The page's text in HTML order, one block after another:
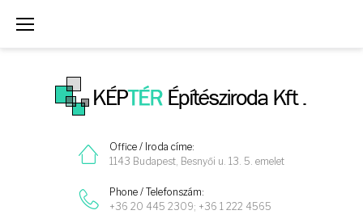
Office / Iroda címe:
1143 Budapest, Besnyői u. 13. 5. emelet
Phone / Telefonszám:
+36 20 445 2309; +36 1 222 4565